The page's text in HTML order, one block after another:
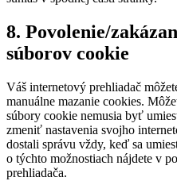
8. Povolenie/
súborov cookie
Váš internetový prehliadač
manuálne mazanie cookies.
súbory cookie nemusia byť
zmeniť nastavenia svojho
dostali správu vždy, keď sa
o týchto možnostiach nájdete v
prehliadača.